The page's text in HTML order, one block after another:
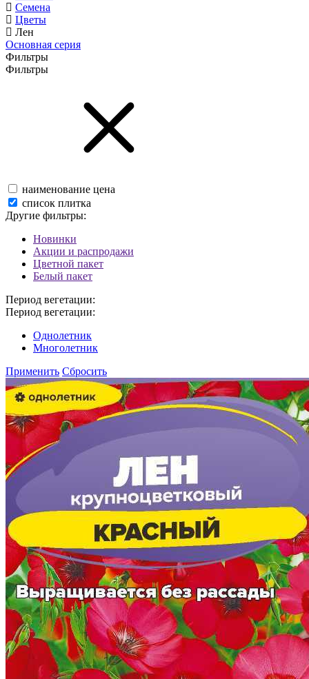
Семена
Цветы
Лен
Основная серия
Фильтры
Фильтры
наименование цена
список плитка
Другие фильтры:
Новинки
Акции и распродажи
Цветной пакет
Белый пакет
Период вегетации:
Период вегетации:
Однолетник
Многолетник
Применить Сбросить